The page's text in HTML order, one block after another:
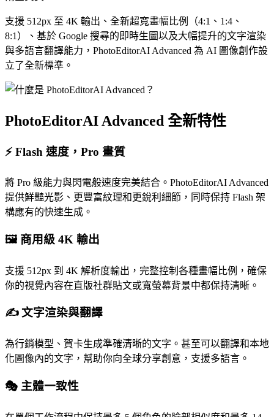
支援 512px 至 4K 輸出、全新超寬畫幅比例（4:1、1:4、
8:1）、基於 Google 搜尋的即時生圖以及大幅提升的文字渲染
與多語言翻譯能力，PhotoEditorAI Advanced 為 AI 圖像創作設
立了全新標準。
PhotoEditorAI Advanced 全新特性
⚡ Flash 速度，Pro 畫質
將 Pro 級能力與閃電般速度完美結合。PhotoEditorAI Advanced
提供鮮豔光影、更豐富紋理和更銳利細節，同時保持 Flash 架
構應有的快速生成。
🖼️ 商用級 4K 輸出
支援 512px 到 4K 解析度輸出，完整控制各種畫幅比例，確保
你的視覺內容在直版社群貼文或寬螢幕背景中都保持清晰。
✍️ 文字渲染與翻譯
為行銷模型、賀卡生成準確清晰的文字。甚至可以翻譯和本地
化圖像內的文字，幫助你向全球分享創意，支援多語言。
🎭 主體一致性